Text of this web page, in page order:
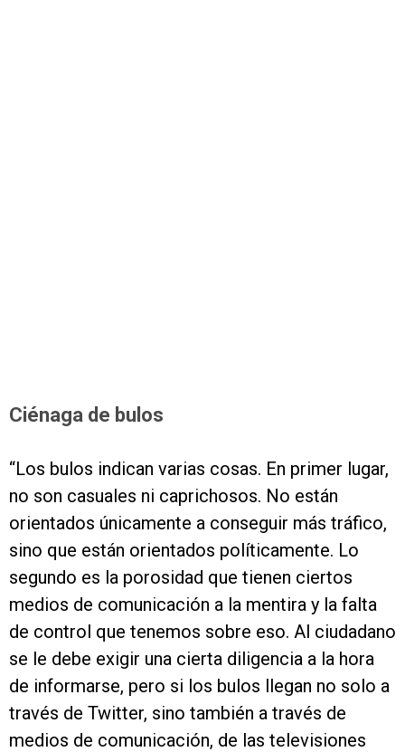
Ciénaga de bulos
“Los bulos indican varias cosas. En primer lugar,
no son casuales ni caprichosos. No están
orientados únicamente a conseguir más tráfico,
sino que están orientados políticamente. Lo
segundo es la porosidad que tienen ciertos
medios de comunicación a la mentira y la falta
de control que tenemos sobre eso. Al ciudadano
se le debe exigir una cierta diligencia a la hora
de informarse, pero si los bulos llegan no solo a
través de Twitter, sino también a través de
medios de comunicación, de las televisiones